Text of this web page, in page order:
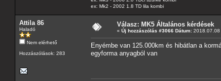
ex: Mk2 - 2002 1.8 TD lila kombi
Attila 86
Haladó
Nem elérhető
Hozzászólások: 283
Válasz: MK5 Általános kérdések
« Új hozzászólás #3066 Dátum:
Enyémbe van 125.000km és hibátlan a
egyforma anyagból van